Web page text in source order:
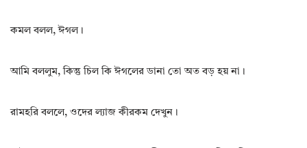
কমল বলল, ঈগল।
আমি বললুম, কিন্তু চিল কি ঈগলের ডানা তো অত বড় হয় না।
রামহরি বললে, ওদের ল্যাজ কীরকম দেখুন।